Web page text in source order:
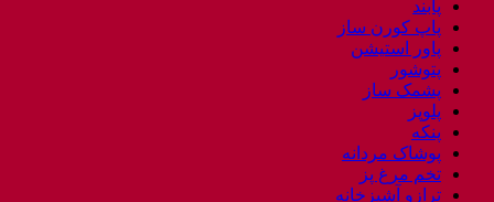
پابند
پاپ کورن ساز
پاور استیشن
پتوشور
پشمک ساز
پلوپز
پنکه
پوشاک مردانه
تخم مرغ پز
ترازو آشپزخانه